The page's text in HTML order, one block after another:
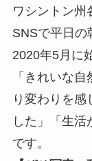
ワシントン州
SNSで平日の
2020年5月に
「きれいな
り変わりを感
した」「生
です。